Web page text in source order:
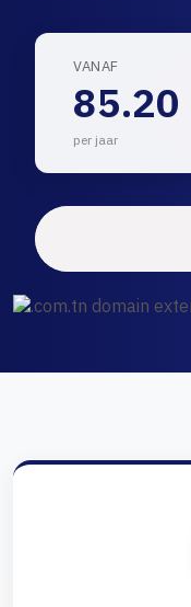
VANAF
85.20
per jaar